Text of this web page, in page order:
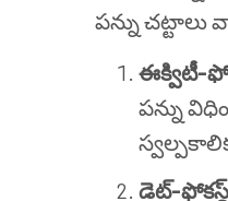
పన్ను
ఈక్విటీ-
పన్ను
డెట్-